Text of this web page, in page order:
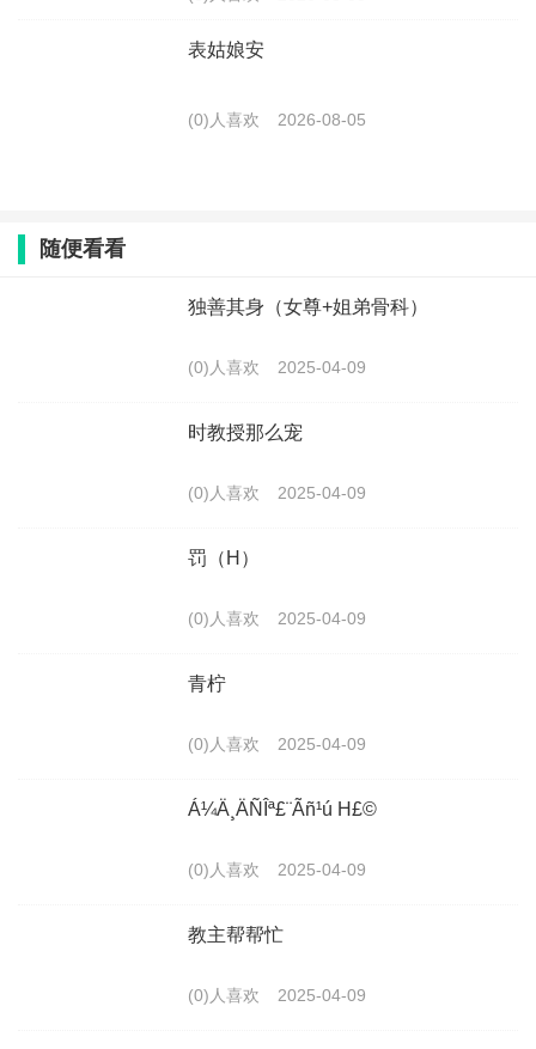
表姑娘安
(0)人喜欢 2026-08-05
随便看看
独善其身（女尊+姐弟骨科）
(0)人喜欢 2025-04-09
时教授那么宠
(0)人喜欢 2025-04-09
罚（H）
(0)人喜欢 2025-04-09
青柠
(0)人喜欢 2025-04-09
Á¼Ä¸ÄÑÎª£¨Ãñ¹ú H£©
(0)人喜欢 2025-04-09
教主帮帮忙
(0)人喜欢 2025-04-09